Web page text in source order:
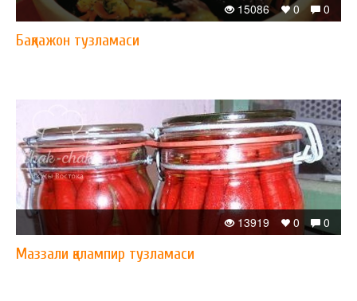
0
0
15086
Бақлажон тузламаси
0
0
13919
Маззали қалампир тузламаси